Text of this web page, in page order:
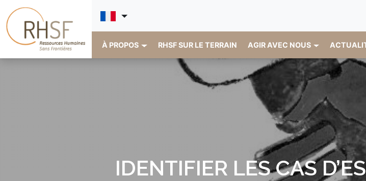
À PROPOS RHSF SUR LE TERRAIN AGIR AVEC NOUS
IDENTIFIER LES CAS